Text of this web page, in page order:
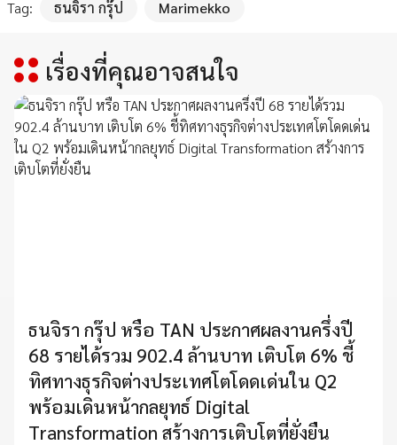
Tag: ธนจิรา กรุ๊ป Marimekko
เรื่องที่คุณอาจสนใจ
ธนจิรา กรุ๊ป หรือ TAN ประกาศผลงานครึ่งปี
68 รายได้รวม 902.4 ล้านบาท เติบโต 6% ชี้
ทิศทางธุรกิจต่างประเทศโตโดดเด่นใน Q2
พร้อมเดินหน้ากลยุทธ์ Digital
Transformation สร้างการเติบโตที่ยั่งยืน